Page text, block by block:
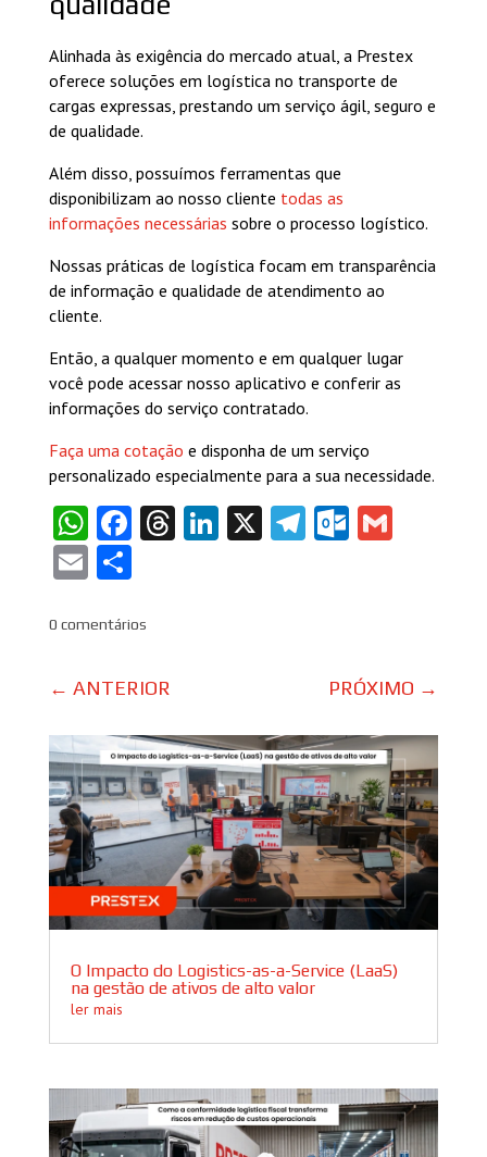
Alinhada às exigência do mercado atual, a Prestex
oferece soluções em logística no transporte de
cargas expressas, prestando um serviço ágil, seguro e
de qualidade.
Além disso, possuímos ferramentas que
disponibilizam ao nosso cliente todas as
informações necessárias sobre o processo logístico.
Nossas práticas de logística focam em transparência
de informação e qualidade de atendimento ao
cliente.
Então, a qualquer momento e em qualquer lugar
você pode acessar nosso aplicativo e conferir as
informações do serviço contratado.
Faça uma cotação e disponha de um serviço
personalizado especialmente para a sua necessidade.
WhatsApp
Facebook
Threads
LinkedIn
X TelegramGmail
EmailShare
0 comentários
← ANTERIOR PRÓXIMO →
O Impacto do Logistics-as-a-Service (LaaS)
na gestão de ativos de alto valor
ler mais